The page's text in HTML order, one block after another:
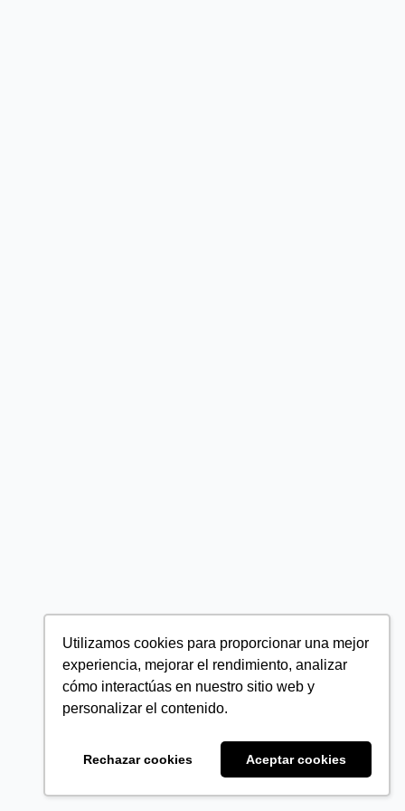
Utilizamos cookies para proporcionar una mejor
experiencia, mejorar el rendimiento, analizar
cómo interactúas en nuestro sitio web y
personalizar el contenido.
Rechazar cookies Aceptar cookies